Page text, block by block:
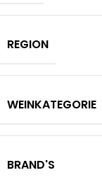
REGION
WEINKATEGORIE
BRAND'S